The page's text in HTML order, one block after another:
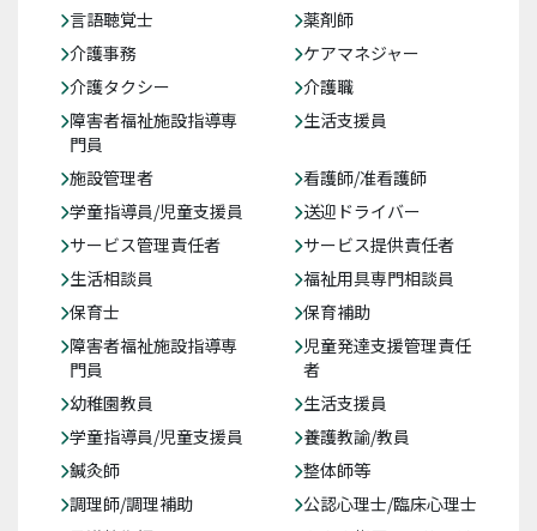
言語聴覚士
薬剤師
介護事務
ケアマネジャー
介護タクシー
介護職
障害者福祉施設指導専
門員
生活支援員
施設管理者
看護師/准看護師
学童指導員/児童支援員
送迎ドライバー
サービス管理責任者
サービス提供責任者
生活相談員
福祉用具専門相談員
保育士
保育補助
障害者福祉施設指導専
門員
児童発達支援管理責任
者
幼稚園教員
生活支援員
学童指導員/児童支援員
養護教諭/教員
鍼灸師
整体師等
調理師/調理補助
公認心理士/臨床心理士